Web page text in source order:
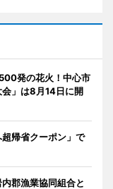
発の花火！中心市
」は8月14日に開
帰省クーポン」で
郡漁業協同組合と